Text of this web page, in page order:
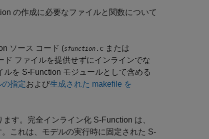
の作成に必要なファイルと関数について
ソース コード (sfunction .c または
ファイルを提供せずにインラインでな
を S-Function モジュールとして含める
指定および生成された makefile を
す。完全インライン化 S-Function は、
これは、モデルの実行時に固定された S-